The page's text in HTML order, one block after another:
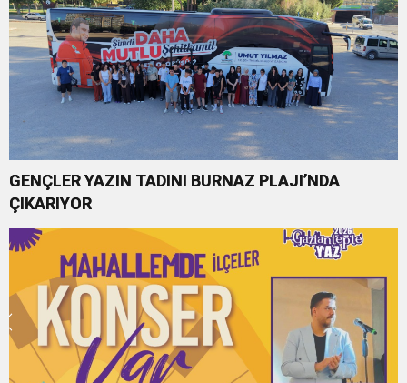
GENÇLER YAZIN TADINI BURNAZ PLAJI’NDA
ÇIKARIYOR